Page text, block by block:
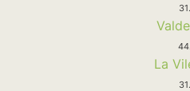
La